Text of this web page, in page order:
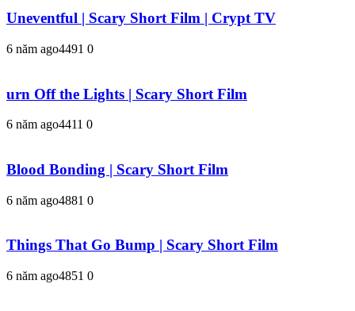
Uneventful | Scary Short Film | Crypt TV
6 năm ago4491 0
urn Off the Lights | Scary Short Film
6 năm ago4411 0
Blood Bonding | Scary Short Film
6 năm ago4881 0
Things That Go Bump | Scary Short Film
6 năm ago4851 0